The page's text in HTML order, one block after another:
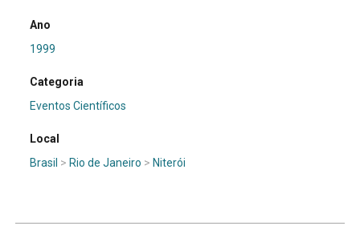
Ano
1999
Categoria
Eventos Científicos
Local
Brasil > Rio de Janeiro > Niterói